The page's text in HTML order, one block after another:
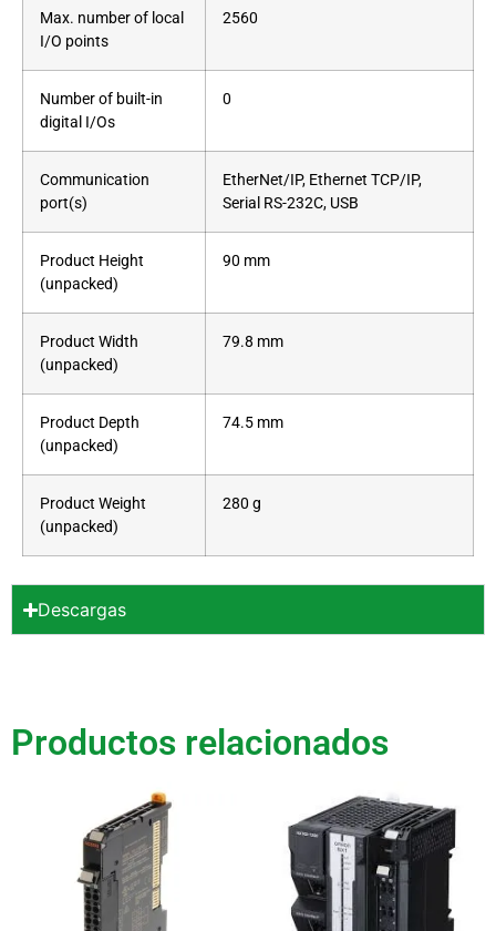
Max. number of local
I/O points
2560
Number of built-in
digital I/Os
0
Communication
port(s)
EtherNet/IP, Ethernet TCP/IP,
Serial RS-232C, USB
Product Height
(unpacked)
90 mm
Product Width
(unpacked)
79.8 mm
Product Depth
(unpacked)
74.5 mm
Product Weight
(unpacked)
280 g
Descargas
Productos relacionados